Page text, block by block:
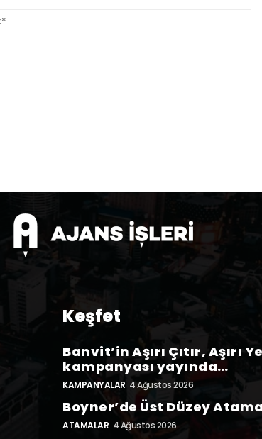
Keşfet
Banvit’in Aşırı Çıtır, Aşırı
kampanyası yayında…
KAMPANYALAR 4 Ağustos 2026
Boyner’de Üst Düzey Atama
ATAMALAR 4 Ağustos 2026